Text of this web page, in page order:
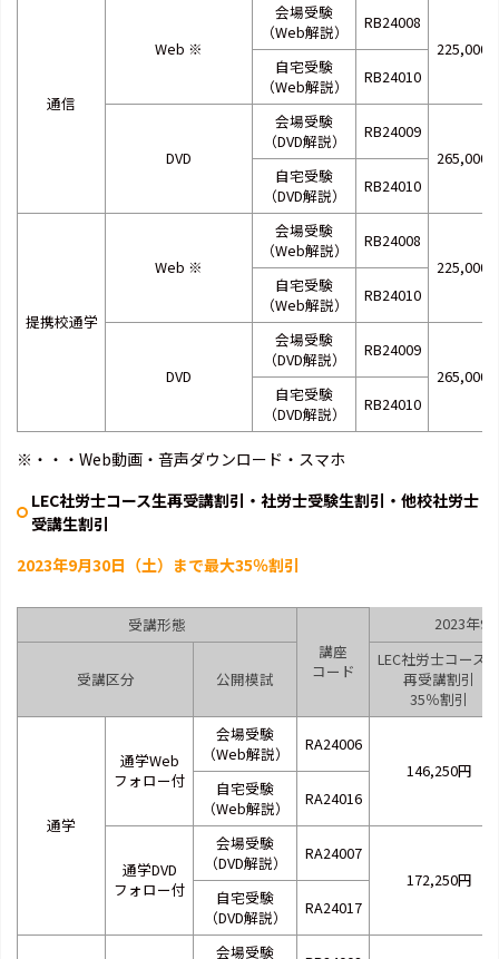
通信
Web ※
会場受験
（Web解説）
RB24008
225,000
自宅受験
（Web解説）
RB24010
DVD
会場受験
（DVD解説）
RB24009
265,000
自宅受験
（DVD解説）
RB24010
提携校通学
Web ※
会場受験
（Web解説）
RB24008
225,000
自宅受験
（Web解説）
RB24010
DVD
会場受験
（DVD解説）
RB24009
265,000
自宅受験
（DVD解説）
RB24010
※・・・Web動画・音声ダウンロード・スマホ
LEC社労士コース生再受講割引・社労士受験生割引・他校社労士
受講生割引
2023年9月30日（土）まで最大35％割引
受講形態
講座
コード
2023年9
受講区分 公開模試
LEC社労士コース
再受講割引
35％割引
通学
通学Web
フォロー付
会場受験
（Web解説）
RA24006
146,250円
自宅受験
（Web解説）
RA24016
通学DVD
フォロー付
会場受験
（DVD解説）
RA24007
172,250円
自宅受験
（DVD解説）
RA24017
会場受験